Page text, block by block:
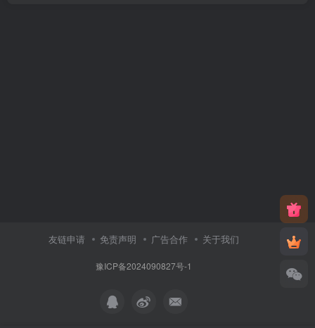
友链申请 免责声明 广告合作 关于我们
豫ICP备2024090827号-1